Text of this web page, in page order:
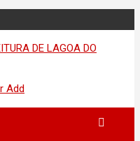
DE
DO PIAUÍ